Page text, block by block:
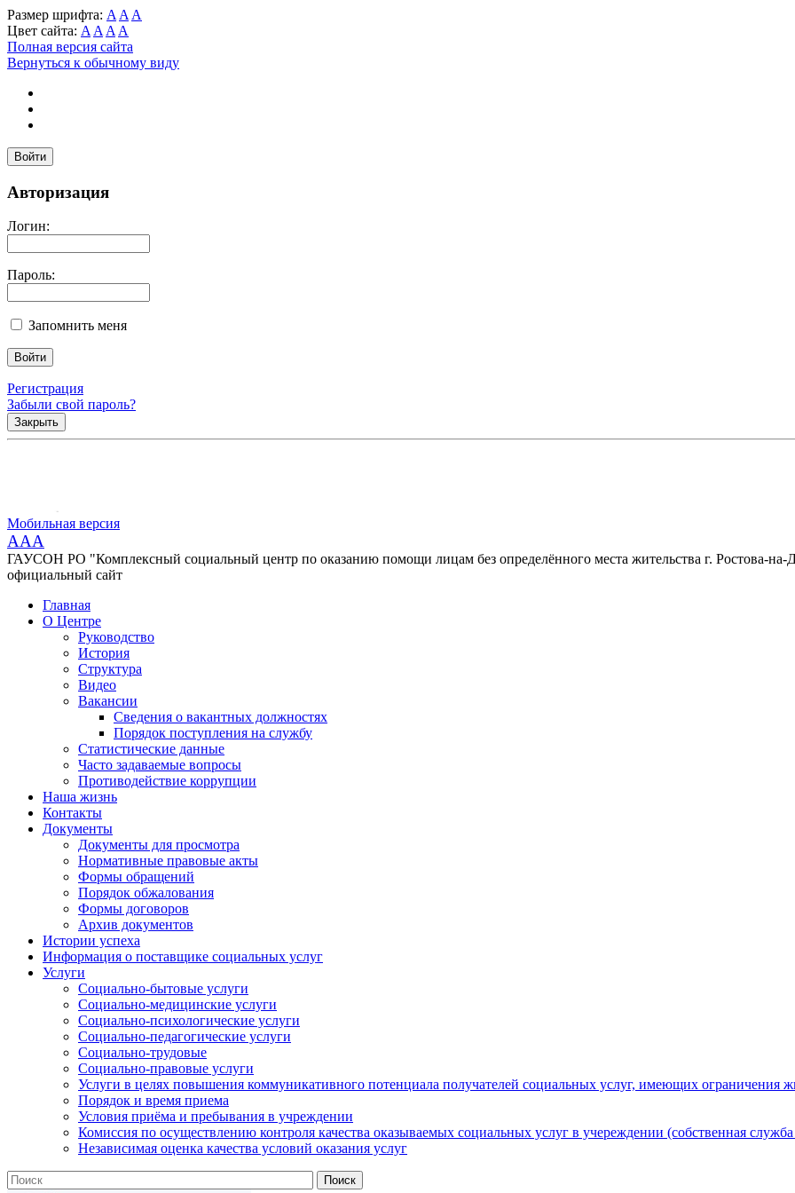
Размер шрифта: A A A
Цвет сайта: A A A A
Полная версия сайта
Вернуться к обычному виду
Войти
Авторизация
Логин:
Пароль:
Запомнить меня
Регистрация
Забыли свой пароль?
Закрыть
Мобильная версия
AAA
ГАУСОН РО "Комплексный социальный центр по оказанию помощи лицам без определённого места жительства г. Ростова-на-
официальный сайт
Главная
О Центре
Руководство
История
Структура
Видео
Вакансии
Сведения о вакантных должностях
Порядок поступления на службу
Статистические данные
Часто задаваемые вопросы
Противодействие коррупции
Наша жизнь
Контакты
Документы
Документы для просмотра
Нормативные правовые акты
Формы обращений
Порядок обжалования
Формы договоров
Архив документов
Истории успеха
Информация о поставщике социальных услуг
Услуги
Социально-бытовые услуги
Социально-медицинские услуги
Социально-психологические услуги
Социально-педагогические услуги
Социально-трудовые
Социально-правовые услуги
Услуги в целях повышения коммуникативного потенциала получателей социальных услуг, имеющих ограничения
Порядок и время приема
Условия приёма и пребывания в учреждении
Комиссия по осуществлению контроля качества оказываемых социальных услуг в учереждении (собственная
Независимая оценка качества условий оказания услуг